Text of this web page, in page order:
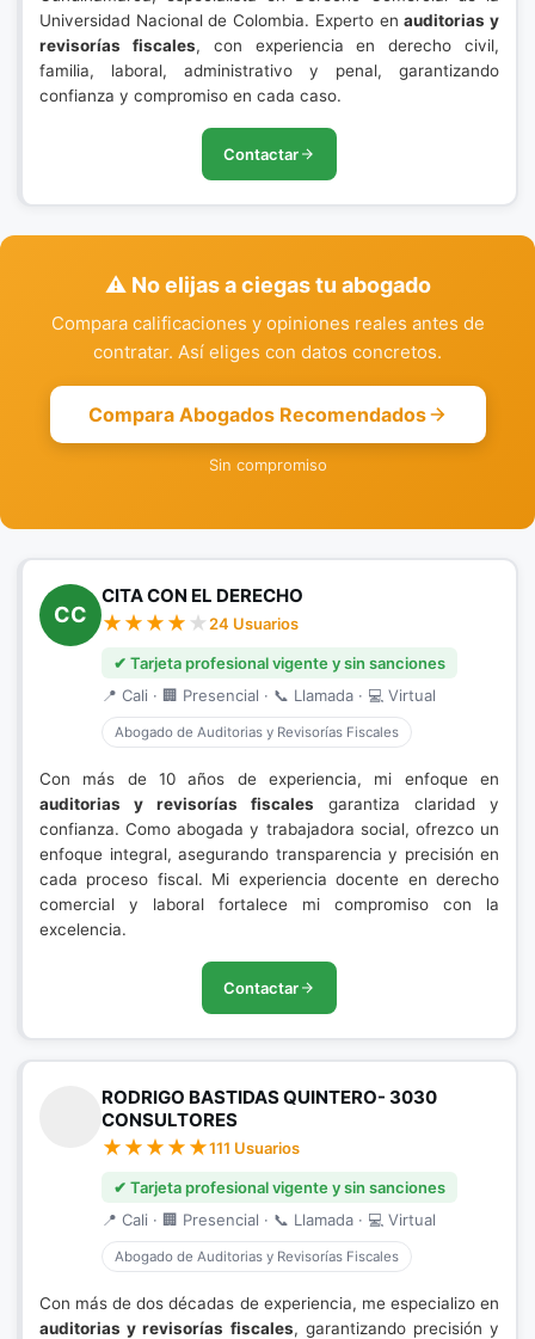
Universidad Nacional de Colombia. Experto enauditorias y
revisorías fiscales, con experiencia en derecho civil,
familia, laboral, administrativo y penal, garantizando
confianza y compromiso en cada caso.
Contactar
⚠️ No elijas a ciegas tu abogado
Compara calificaciones y opiniones reales antes de
contratar. Así eliges con datos concretos.
Compara Abogados Recomendados
Sin compromiso
CC
CITA CON EL DERECHO
24 Usuarios
✔ Tarjeta profesional vigente y sin sanciones
📍 Cali · 🏢 Presencial · 📞 Llamada · 💻 Virtual
Abogado de Auditorias y Revisorías Fiscales
Con más de 10 años de experiencia, mi enfoque en
auditorias y revisorías fiscales garantiza claridad y
confianza. Como abogada y trabajadora social, ofrezco un
enfoque integral, asegurando transparencia y precisión en
cada proceso fiscal. Mi experiencia docente en derecho
comercial y laboral fortalece mi compromiso con la
excelencia.
Contactar
RODRIGO BASTIDAS QUINTERO- 3030
CONSULTORES
111 Usuarios
✔ Tarjeta profesional vigente y sin sanciones
📍 Cali · 🏢 Presencial · 📞 Llamada · 💻 Virtual
Abogado de Auditorias y Revisorías Fiscales
Con más de dos décadas de experiencia, me especializo en
auditorias y revisorías fiscales, garantizando precisión y